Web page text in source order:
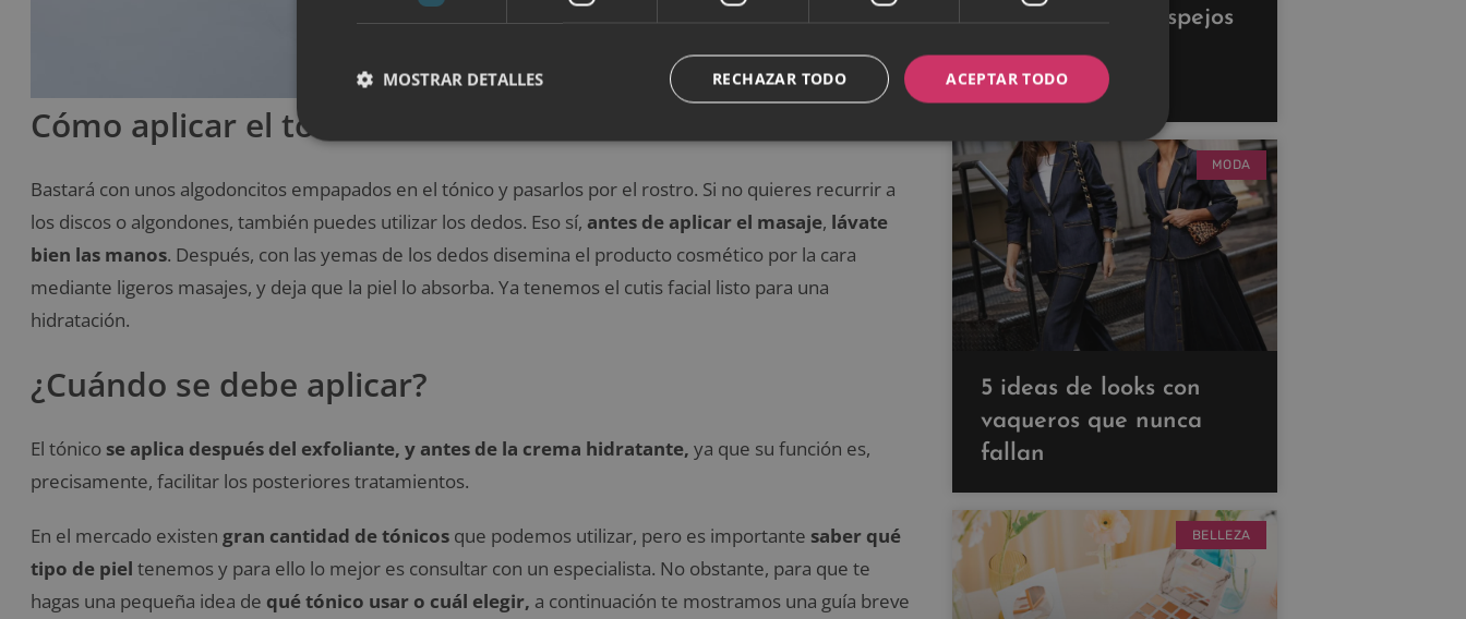
Cómo aplicar el tónico correctamente
Bastará con unos algodoncitos empapados en el tónico y pasarlos por el rostro. Si no quieres recurrir a
los discos o algondones, también puedes utilizar los dedos. Eso sí, antes de aplicar el masaje, lávate
bien las manos. Después, con las yemas de los dedos disemina el producto cosmético por la cara
mediante ligeros masajes, y deja que la piel lo absorba. Ya tenemos el cutis facial listo para una
hidratación.
¿Cuándo se debe aplicar?
El tónico se aplica después del exfoliante, y antes de la crema hidratante, ya que su función es,
precisamente, facilitar los posteriores tratamientos.
En el mercado existen gran cantidad de tónicos que podemos utilizar, pero es importante saber qué
tipo de piel tenemos y para ello lo mejor es consultar con un especialista. No obstante, para que te
hagas una pequeña idea de qué tónico usar o cuál elegir, a continuación te mostramos una guía breve
decoración con espejos
para ampliar tus
espacios
MODA
5 ideas de looks con
vaqueros que nunca
fallan
BELLEZA
ACEPTAR TODO
RECHAZAR TODO
MOSTRAR DETALLES